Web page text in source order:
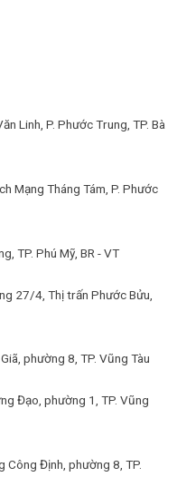
Linh, P. Phước Trung, TP. Bà
Mạng Tháng Tám, P. Phước
TP. Phú Mỹ, BR - VT
27/4, Thị trấn Phước Bửu,
phường 8, TP. Vũng Tàu
Đạo, phường 1, TP. Vũng
Công Định, phường 8, TP.